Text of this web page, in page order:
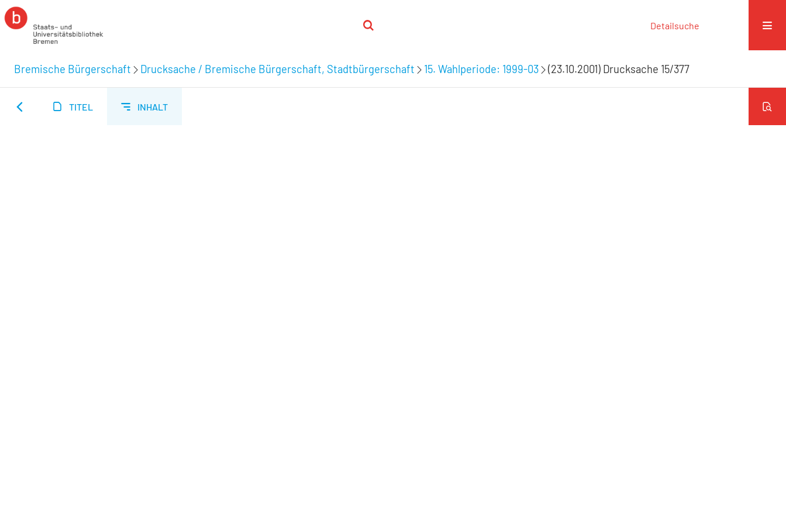
Detailsuche
Bremische Bürgerschaft Drucksache / Bremische Bürgerschaft, Stadtbürgerschaft 15. Wahlperiode: 1999-03 (23.10.2001) Drucksache 15/377
TITEL INHALT